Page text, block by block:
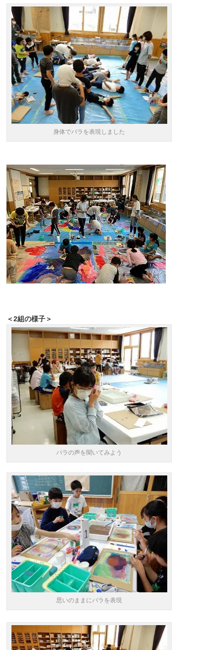
身体でバラを表現しました
＜2組の様子＞
バラの声を聞いてみよう
思いのままにバラを表現